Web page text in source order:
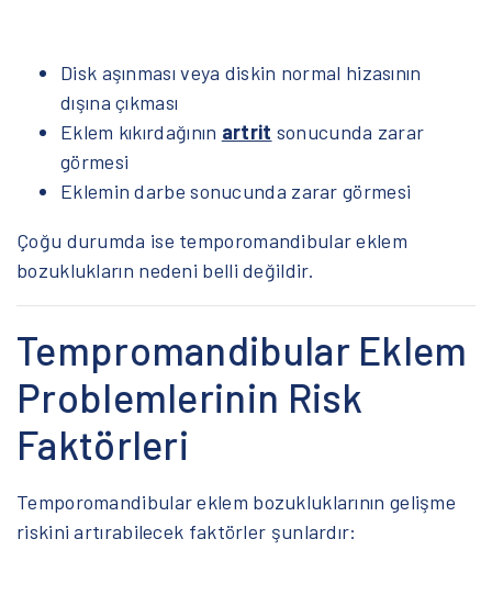
Disk aşınması veya diskin normal hizasının
dışına çıkması
Eklem kıkırdağının artrit sonucunda zarar
görmesi
Eklemin darbe sonucunda zarar görmesi
Çoğu durumda ise temporomandibular eklem
bozuklukların nedeni belli değildir.
Tempromandibular Eklem
Problemlerinin Risk
Faktörleri
Temporomandibular eklem bozukluklarının gelişme
riskini artırabilecek faktörler şunlardır: